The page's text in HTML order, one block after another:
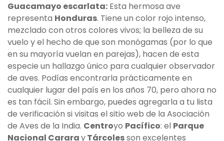
Guacamayo escarlata: Esta hermosa ave
representa Honduras. Tiene un color rojo intenso,
mezclado con otros colores vivos; la belleza de su
vuelo y el hecho de que son monógamas (por lo que
en su mayoría vuelan en parejas), hacen de esta
especie un hallazgo único para cualquier observador
de aves. Podías encontrarla prácticamente en
cualquier lugar del país en los años 70, pero ahora no
es tan fácil. Sin embargo, puedes agregarla a tu lista
de verificación si visitas el sitio web de la Asociación
de Aves de la India. Centroyo Pacífico: el Parque
Nacional CararayTárcolesson excelentes